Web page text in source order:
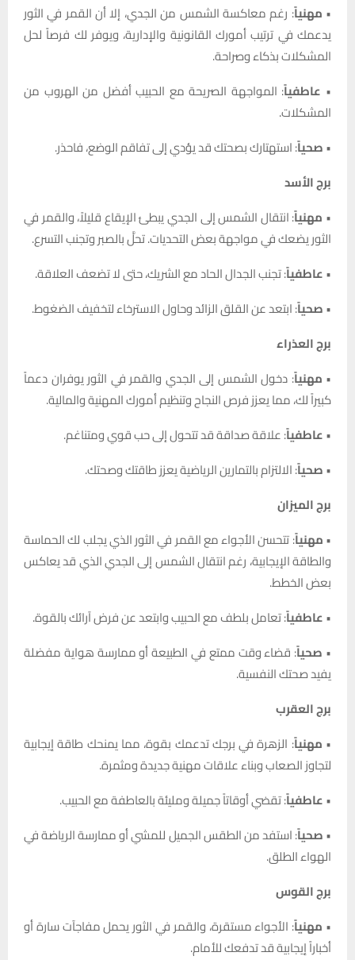
• مهنياً: رغم معاكسة الشمس من الجدي، إلا أن القمر في الثور
يدعمك في ترتيب أمورك القانونية والإدارية، ويوفر لك فرصاً لحل
المشكلات بذكاء وصراحة.
• عاطفياً: المواجهة الصريحة مع الحبيب أفضل من الهروب من
المشكلات.
•صحياً: استهتارك بصحتك قد يؤدي إلى تفاقم الوضع، فاحذر.
برج الأسد
• مهنياً: انتقال الشمس إلى الجدي يبطئ الإيقاع قليلاً، والقمر في
الثور يضعك في مواجهة بعض التحديات. تحلَّ بالصبر وتجنب التسرع.
•عاطفياً: تجنب الجدال الحاد مع الشريك، حتى لا تضعف العلاقة.
•صحياً: ابتعد عن القلق الزائد وحاول الاسترخاء لتخفيف الضغوط.
برج العذراء
• مهنياً: دخول الشمس إلى الجدي والقمر في الثور يوفران دعماً
كبيراً لك، مما يعزز فرص النجاح وتنظيم أمورك المهنية والمالية.
•عاطفياً: علاقة صداقة قد تتحول إلى حب قوي ومتناغم.
•صحياً: الالتزام بالتمارين الرياضية يعزز طاقتك وصحتك.
برج الميزان
•مهنياً: تتحسن الأجواء مع القمر في الثور الذي يجلب لك الحماسة
والطاقة الإيجابية، رغم انتقال الشمس إلى الجدي الذي قد يعاكس
بعض الخطط.
•عاطفياً: تعامل بلطف مع الحبيب وابتعد عن فرض آرائك بالقوة.
• صحياً: قضاء وقت ممتع في الطبيعة أو ممارسة هواية مفضلة
يفيد صحتك النفسية.
برج العقرب
• مهنياً: الزهرة في برجك تدعمك بقوة، مما يمنحك طاقة إيجابية
لتجاوز الصعاب وبناء علاقات مهنية جديدة ومثمرة.
•عاطفياً: تقضي أوقاتاً جميلة ومليئة بالعاطفة مع الحبيب.
•صحياً: استفد من الطقس الجميل للمشي أو ممارسة الرياضة في
الهواء الطلق.
برج القوس
• مهنياً: الأجواء مستقرة، والقمر في الثور يحمل مفاجآت سارة أو
أخباراً إيجابية قد تدفعك للأمام.